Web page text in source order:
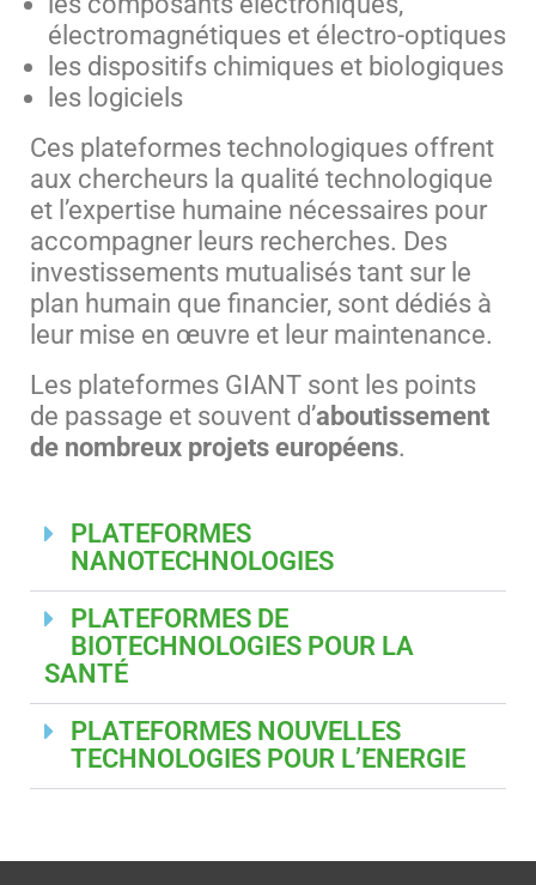
électromagnétiques et électro-optiques
les dispositifs chimiques et biologiques
les logiciels
Ces plateformes technologiques offrent
aux chercheurs la qualité technologique
et l’expertise humaine nécessaires pour
accompagner leurs recherches. Des
investissements mutualisés tant sur le
plan humain que financier, sont dédiés à
leur mise en œuvre et leur maintenance.
Les plateformes GIANT sont les points
de passage et souvent d’aboutissement
de nombreux projets européens.
PLATEFORMES
NANOTECHNOLOGIES
PLATEFORMES DE
BIOTECHNOLOGIES POUR LA
SANTÉ
PLATEFORMES NOUVELLES
TECHNOLOGIES POUR L’ENERGIE